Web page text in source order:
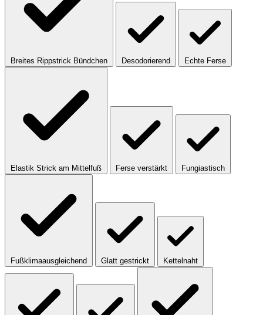
Breites Rippstrick Bündchen Desodorierend Echte Ferse
Elastik Strick am Mittelfuß Ferse verstärkt Fungiastisch
Fußklimaausgleichend Glatt gestrickt Kettelnaht